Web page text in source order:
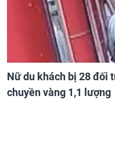
Nữ du khách bị 28 đối
chuyền vàng 1,1 lượng